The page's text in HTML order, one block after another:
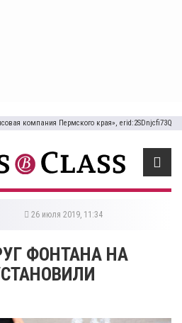
компания Пермского края», erid:2SDnjcfi73Q
26 июля 2019, 11:34
ФОНТАНА НА